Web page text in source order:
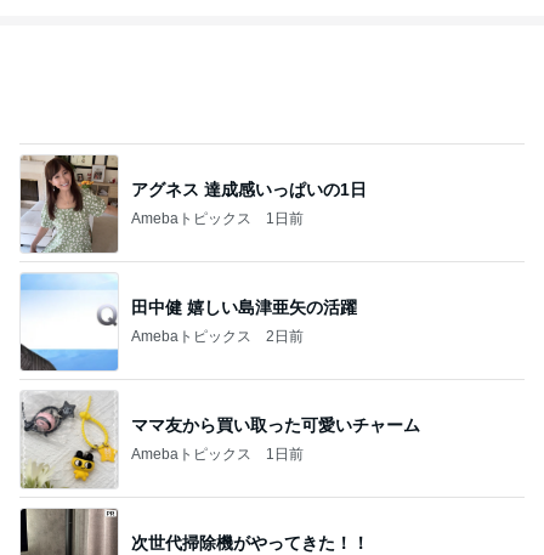
アグネス 達成感いっぱいの1日
Amebaトピックス 1日前
田中健 嬉しい島津亜矢の活躍
Amebaトピックス 2日前
ママ友から買い取った可愛いチャーム
Amebaトピックス 1日前
次世代掃除機がやってきた！！